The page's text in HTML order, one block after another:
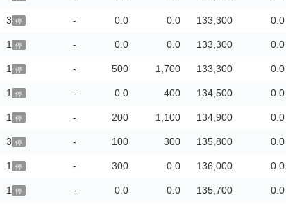
3 停 - 0.0 0.0 133,300 0.0
1 停 - 0.0 0.0 133,300 0.0
1 停 - 500 1,700 133,300 0.0
1 停 - 0.0 400 134,500 0.0
1 停 - 200 1,100 134,900 0.0
3 停 - 100 300 135,800 0.0
1 停 - 300 0.0 136,000 0.0
1 停 - 0.0 0.0 135,700 0.0